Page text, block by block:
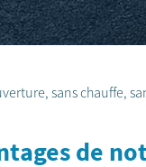
sans chauffe,
de